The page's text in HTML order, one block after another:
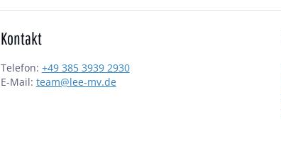
Kontakt
Telefon: +49 385 3939 2930
E-Mail: team@lee-mv.de